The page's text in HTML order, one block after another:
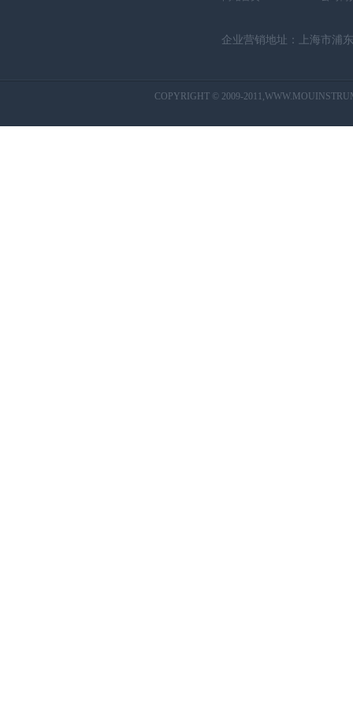
企业营销地址：上海市浦
CO PYRI GHT © 2009-